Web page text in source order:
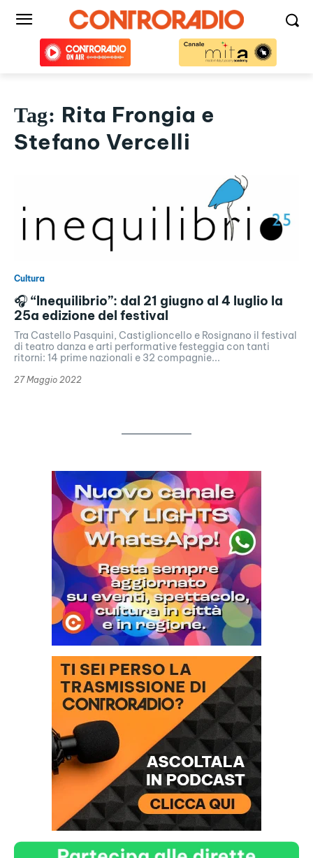
Tag: Rita Frongia e
Stefano Vercelli
Cultura
🎧 “Inequilibrio”: dal 21 giugno al 4 luglio la
25a edizione del festival
Tra Castello Pasquini, Castiglioncello e Rosignano il festival
di teatro danza e arti performative festeggia con tanti
ritorni: 14 prime nazionali e 32 compagnie...
27 Maggio 2022